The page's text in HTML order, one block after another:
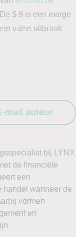
$ 9 is een marge
valse uitbraak
mail auteur
bij LYNX
de financiële
een
handel wanneer de
vormen
en